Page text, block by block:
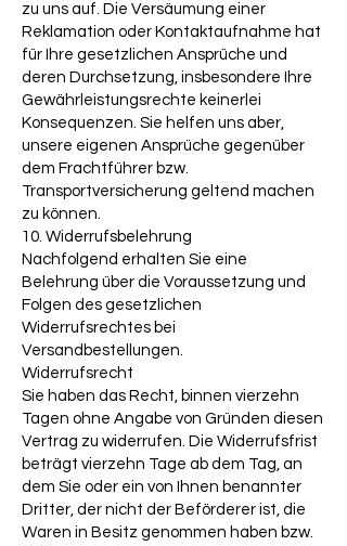
zu uns auf. Die Versäumung einer
Reklamation oder Kontaktaufnahme hat
für Ihre gesetzlichen Ansprüche und
deren Durchsetzung, insbesondere Ihre
Gewährleistungsrechte keinerlei
Konsequenzen. Sie helfen uns aber,
unsere eigenen Ansprüche gegenüber
dem Frachtführer bzw.
Transportversicherung geltend machen
zu können.
10. Widerrufsbelehrung
Nachfolgend erhalten Sie eine
Belehrung über die Voraussetzung und
Folgen des gesetzlichen
Widerrufsrechtes bei
Versandbestellungen.
Widerrufsrecht
Sie haben das Recht, binnen vierzehn
Tagen ohne Angabe von Gründen diesen
Vertrag zu widerrufen. Die Widerrufsfrist
beträgt vierzehn Tage ab dem Tag, an
dem Sie oder ein von Ihnen benannter
Dritter, der nicht der Beförderer ist, die
Waren in Besitz genommen haben bzw.